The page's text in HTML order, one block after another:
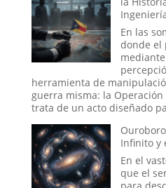
Bíblico
En las
donde el
herramienta de
guerra misma: la Operación
trata de un acto diseñado
Infinito y
En el
que el